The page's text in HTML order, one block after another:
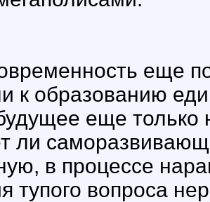
еще
к образованию
еще только
ли
в процессе
тупого вопроса